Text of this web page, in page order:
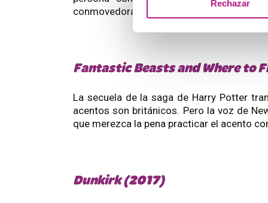
Rechazar
conmovedora y de narración pausada,
Fantastic Beasts and Where to
La secuela de la saga de Harry Potter
acentos son británicos. Pero la voz de
que merezca la pena practicar el acento
Dunkirk (2017)